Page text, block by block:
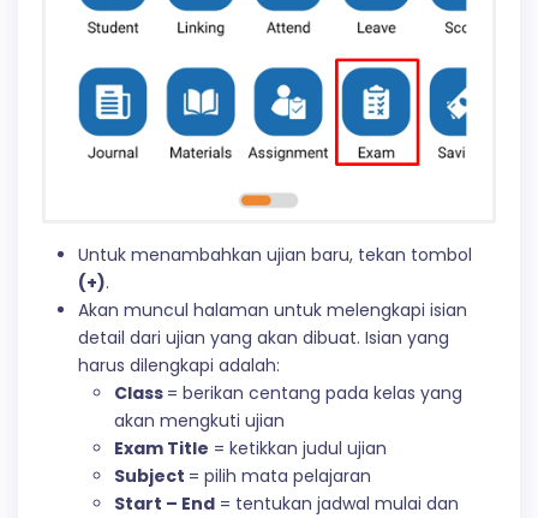
Untuk menambahkan ujian baru, tekan tombol
(+).
Akan muncul halaman untuk melengkapi isian
detail dari ujian yang akan dibuat. Isian yang
harus dilengkapi adalah:
Class = berikan centang pada kelas yang
akan mengkuti ujian
Exam Title = ketikkan judul ujian
Subject = pilih mata pelajaran
Start – End = tentukan jadwal mulai dan